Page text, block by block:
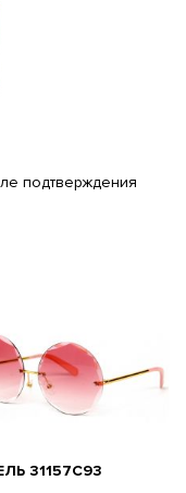
подтверждения
31157С93